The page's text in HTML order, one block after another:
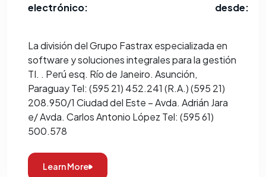
electrónico:
desde:
La división del Grupo Fastrax especializada en
software y soluciones integrales para la gestión
TI. . Perú esq. Río de Janeiro. Asunción,
Paraguay Tel: (595 21) 452.241 (R.A.) (595 21)
208.950/1 Ciudad del Este – Avda. Adrián Jara
e/ Avda. Carlos Antonio López Tel: (595 61)
500.578
Learn More